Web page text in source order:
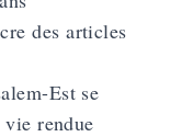
des articles
Est se
rendue